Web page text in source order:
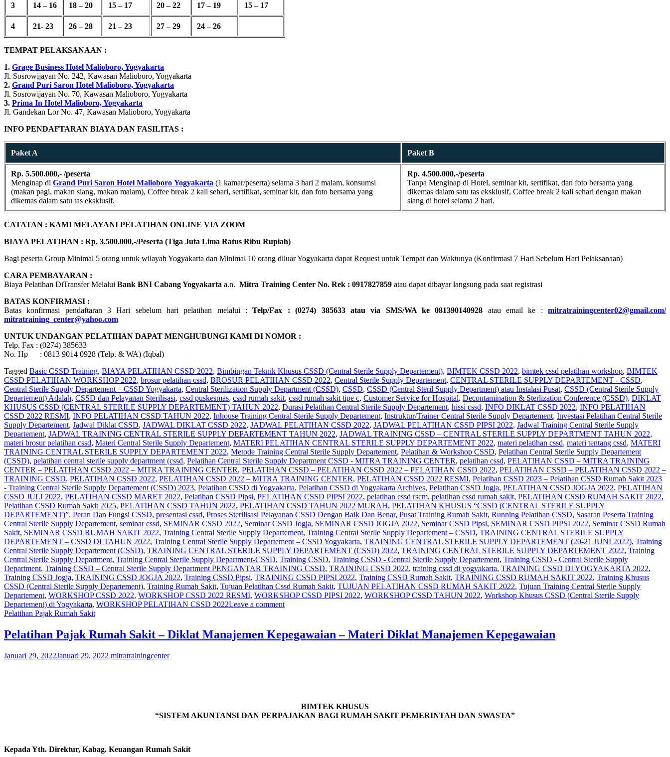
3 14 – 16 18 – 20 15 – 17 20 – 22 17 – 19 15 – 17
4 21- 23 26 – 28 21 – 23 27 – 29 24 – 26
TEMPAT PELAKSANAAN :
1. Grage Business Hotel Malioboro, Yogyakarta
Jl. Sosrowijayan No. 242, Kawasan Malioboro, Yogyakarta
2. Grand Puri Saron Hotel Malioboro, Yogyakarta
Jl. Sosrowijayan No. 70, Kawasan Malioboro, Yogyakarta
3. Prima In Hotel Malioboro, Yogyakarta
Jl. Gandekan Lor No. 47, Kawasan Malioboro, Yogyakarta
INFO PENDAFTARAN BIAYA DAN FASILITAS :
Paket A Paket B
Rp. 5.500.000,- /peserta
Menginap di Grand Puri Saron Hotel Malioboro Yogyakarta (1 kamar/peserta) selama 3 hari 2 malam, konsumsi
(makan pagi, makan siang, makan malam), Coffee break 2 kali sehari, sertifikat, seminar kit, dan foto bersama yang
dikemas dalam satu tas eksklusif.
Rp. 4.500.000,-/peserta
Tanpa Menginap di Hotel, seminar kit, sertifikat, dan foto bersama yang
dikemas dalam satu tas eksklusif, Coffee break 2 kali sehari dengan makan
siang di hotel selama 2 hari.
CATATAN : KAMI MELAYANI PELATIHAN ONLINE VIA ZOOM
BIAYA PELATIHAN : Rp. 3.500.000,-/Peserta (Tiga Juta Lima Ratus Ribu Rupiah)
Bagi peserta Group Minimal 5 orang untuk wilayah Yogyakarta dan Minimal 10 orang diluar Yogyakarta dapat Request untuk Tempat dan Waktunya (Konfirmasi 7 Hari Sebelum Hari Pelaksanaan)
CARA PEMBAYARAN :
Biaya Pelatihan DiTransfer Melalui Bank BNI Cabang Yogyakarta a.n. Mitra Training Center No. Rek : 0917827859 atau dapat dibayar langsung pada saat registrasi
BATAS KONFIRMASI :
Batas konfirmasi pendaftaran 3 Hari sebelum hari pelatihan melalui :Telp/Fax : (0274) 385633 atau via SMS/WA ke 081390140928 atau email ke :
mitratrainingcenter02@gmail.com/
mitratraining_center@yahoo.com
UNTUK UNDANGAN PELATIHAN DAPAT MENGHUBUNGI KAMI DI NOMOR :
Telp. Fax : (0274) 385633
No. Hp : 0813 9014 0928 (Telp. & WA) (Iqbal)
Tagged Basic CSSD Training, BIAYA PELATIHAN CSSD 2022, Bimbingan Teknik Khusus CSSD (Central Sterile Supply Departement), BIMTEK CSSD 2022, bimtek cssd pelatihan workshop, BIMTEK
CSSD PELATIHAN WORKSHOP 2022, brosur pelatihan cssd, BROSUR PELATIHAN CSSD 2022, Central Sterile Supply Departement, CENTRAL STERILE SUPPLY DEPARTEMENT - CSSD,
Central Sterile Supply Departement – CSSD Yogyakarta, Central Sterilization Supply Department (CSSD), CSSD, CSSD (Central Steril Supply Department) atau Instalasi Pusat, CSSD (Central Sterile Supply
Departement) Adalah, CSSD dan Pelayanan Sterilisasi, cssd puskesmas, cssd rumah sakit, cssd rumah sakit tipe c, Customer Service for Hospital, Decontamination & Sterlization Conference (CSSD), DIKLAT
KHUSUS CSSD (CENTRAL STERILE SUPPLY DEPARTEMENT) TAHUN 2022, Durasi Pelatihan Central Sterile Supply Departement, hissi cssd, INFO DIKLAT CSSD 2022, INFO PELATIHAN
CSSD 2022 RESMI, INFO PELATIHAN CSSD TAHUN 2022, Inhouse Training Central Sterile Supply Departement, Instruktur/Trainer Central Sterile Supply Departement, Investasi Pelatihan Central Sterile
Supply Departement, Jadwal Diklat CSSD, JADWAL DIKLAT CSSD 2022, JADWAL PELATIHAN CSSD 2022, JADWAL PELATIHAN CSSD PIPSI 2022, Jadwal Training Central Sterile Supply
Departement, JADWAL TRAINING CENTRAL STERILE SUPPLY DEPARTEMENT TAHUN 2022, JADWAL TRAINING CSSD – CENTRAL STERILE SUPPLY DEPARTMENT TAHUN 2022,
materi brosur pelatihan cssd, Materi Central Sterile Supply Departement, MATERI PELATIHAN CENTRAL STERILE SUPPLY DEPARTEMENT 2022, materi pelatihan cssd, materi tentang cssd, MATERI
TRAINING CENTRAL STERILE SUPPLY DEPARTEMENT 2022, Metode Training Central Sterile Supply Departement, Pelatihan & Workshop CSSD, Pelatihan Central Sterile Supply Departement
(CSSD), pelatihan central sterile supply department (cssd, Pelatihan Central Sterile Supply Department CSSD - MITRA TRAINING CENTER, pelatihan cssd, PELATIHAN CSSD – MITRA TRAINING
CENTER – PELATIHAN CSSD 2022 – MITRA TRAINING CENTER, PELATIHAN CSSD – PELATIHAN CSSD 2022 – PELATIHAN CSSD 2022, PELATIHAN CSSD – PELATIHAN CSSD 2022 –
TRAINING CSSD, PELATIHAN CSSD 2022, PELATIHAN CSSD 2022 – MITRA TRAINING CENTER, PELATIHAN CSSD 2022 RESMI, Pelatihan CSSD 2023 – Pelatihan CSSD Rumah Sakit 2023
- Training Central Sterile Supply Departement‎ (CSSD) 2023, Pelatihan CSSD di Yogyakarta, Pelatihan CSSD di Yogyakarta Archives, Pelatihan CSSD Jogja, PELATIHAN CSSD JOGJA 2022, PELATIHAN
CSSD JULI 2022, PELATIHAN CSSD MARET 2022, Pelatihan CSSD Pipsi, PELATIHAN CSSD PIPSI 2022, pelatihan cssd rscm, pelatihan cssd rumah sakit, PELATIHAN CSSD RUMAH SAKIT 2022,
Pelatihan CSSD Rumah Sakit 2025, PELATIHAN CSSD TAHUN 2022, PELATIHAN CSSD TAHUN 2022 MURAH, PELATIHAN KHUSUS “CSSD (CENTRAL STERILE SUPPLY
DEPARTEMENT)”, Peran Dan Fungsi CSSD, presentasi cssd, Proses Sterilisasi Pelayanan CSSD Dengan Baik Dan Benar, Pusat Training Rumah Sakit, Running Pelatihan CSSD, Sasaran Peserta Training
Central Sterile Supply Departement, seminar cssd, SEMINAR CSSD 2022, Seminar CSSD Jogja, SEMINAR CSSD JOGJA 2022, Seminar CSSD Pipsi, SEMINAR CSSD PIPSI 2022, Seminar CSSD Rumah
Sakit, SEMINAR CSSD RUMAH SAKIT 2022, Training Central Sterile Supply Departement, Training Central Sterile Supply Departement – CSSD, TRAINING CENTRAL STERILE SUPPLY
DEPARTEMENT – CSSD DI TAHUN 2022, Training Central Sterile Supply Departement – CSSD Yogyakarta, TRAINING CENTRAL STERILE SUPPLY DEPARTEMENT (20-21 JUNI 2022), Training
Central Sterile Supply Departement‎ (CSSD), TRAINING CENTRAL STERILE SUPPLY DEPARTEMENT (CSSD) 2022, TRAINING CENTRAL STERILE SUPPLY DEPARTEMENT 2022, Training
Central Sterile Supply Department, Training Central Sterile Supply Department-CSSD, Training CSSD, Training CSSD - Central Sterile Supply Departement, Training CSSD - Central Sterile Supply
Department, Training CSSD – Central Sterile Supply Department PENGANTAR TRAINING CSSD, TRAINING CSSD 2022, training cssd di yogyakarta, TRAINING CSSD DI YOGYAKARTA 2022,
Training CSSD Jogja, TRAINING CSSD JOGJA 2022, Training CSSD Pipsi, TRAINING CSSD PIPSI 2022, Training CSSD Rumah Sakit, TRAINING CSSD RUMAH SAKIT 2022, Training Khusus
CSSD (Central Sterile Supply Departement), Training Rumah Sakit, Tujuan Pelatihan Cssd Rumah Sakit, TUJUAN PELATIHAN CSSD RUMAH SAKIT 2022, Tujuan Training Central Sterile Supply
Departement, WORKSHOP CSSD 2022, WORKSHOP CSSD 2022 RESMI, WORKSHOP CSSD PIPSI 2022, WORKSHOP CSSD TAHUN 2022, Workshop Khusus CSSD (Central Sterile Supply
Departement) di Yogyakarta, WORKSHOP PELATIHAN CSSD 2022Leave a comment
Pelatihan Pajak Rumah Sakit
Pelatihan Pajak Rumah Sakit – Diklat Manajemen Kepegawaian – Materi Diklat Manajemen Kepegawaian
Januari 29, 2022Januari 29, 2022 mitratrainingcenter
BIMTEK KHUSUS
“SISTEM AKUNTANSI DAN PERPAJAKAN BAGI RUMAH SAKIT PEMERINTAH DAN SWASTA”
Kepada Yth. Direktur, Kabag. Keuangan Rumah Sakit